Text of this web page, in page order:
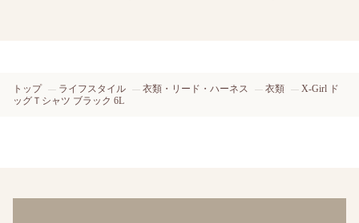
トップ ライフスタイル 衣類・リード・ハーネス 衣類
X-Girl ド
ッグＴシャツ ブラック 6L